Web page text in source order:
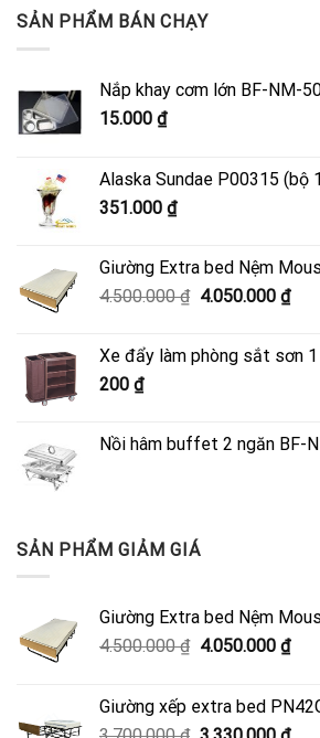
SẢN PHẨM BÁN CHẠY
Nắp khay cơm lớn BF-NM-
15.000 ₫
Alaska Sundae P00315 (bộ
351.000 ₫
Giường Extra bed Nệm
4.500.000₫ Giá
4.500.000 ₫.
4.050.000 ₫Giá
là:
Xe đẩy làm phòng sắt sơn
200 ₫
Nồi hâm buffet 2 ngăn BF-
SẢN PHẨM GIẢM GIÁ
Giường Extra bed Nệm
4.500.000₫ Giá
4.500.000 ₫.
4.050.000 ₫Giá
là:
Giường xếp extra bed